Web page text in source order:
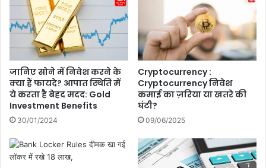
म
हा
ल
,
आ
ज
त्त
रा
खं
ड
B
र
प्ले
ट
के
य
जानिए सोने में निवेश करने के
क्या हैं फायदे? आपात स्थिति में
ये करता है बेहद मदद: Gold
Investment Benefits
30/01/2024
Cryptocurrency :
Cryptocurrency निवेश
कमाई का ज़रिया या खतरे की
घंटी?
09/06/2025